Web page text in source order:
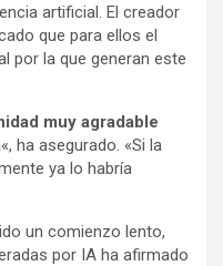
artificial. El creador
que para ellos el
por la que generan este
muy agradable
«, ha asegurado. «Si la
ya lo habría
un comienzo lento,
por IA ha afirmado